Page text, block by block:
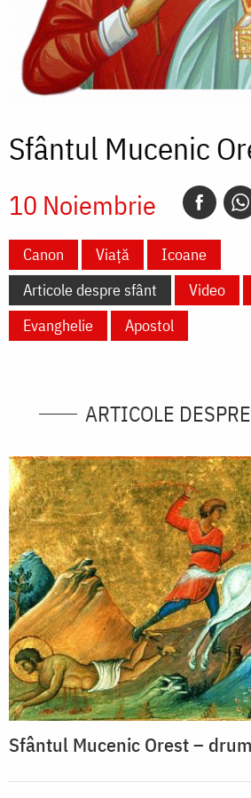
Sfântul Mucenic
10 Noiembrie
Canon Viață
Icoane
Articole despre sfânt
Video
Evanghelie
Apostol
ARTICOLE
Sfântul Mucenic Orest –